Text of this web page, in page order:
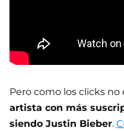
Pero como los clicks
artista con más
siendo Justin Bieber.